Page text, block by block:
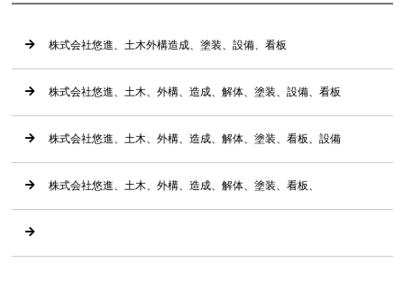
株式会社悠進、土木外構造成、塗装、設備、看板
株式会社悠進、土木、外構、造成、解体、塗装、設備、看板
株式会社悠進、土木、外構、造成、解体、塗装、看板、設備
株式会社悠進、土木、外構、造成、解体、塗装、看板、